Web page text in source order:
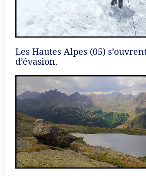
Les Hautes Alpes (05)
d’évasion.